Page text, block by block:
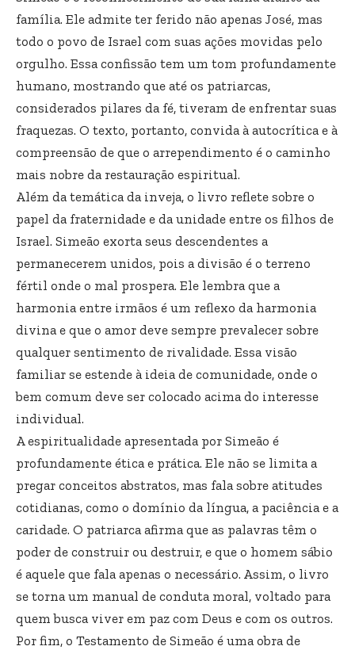
família. Ele admite ter ferido não apenas José, mas
todo o povo de Israel com suas ações movidas pelo
orgulho. Essa confissão tem um tom profundamente
humano, mostrando que até os patriarcas,
considerados pilares da fé, tiveram de enfrentar suas
fraquezas. O texto, portanto, convida à autocrítica e à
compreensão de que o arrependimento é o caminho
mais nobre da restauração espiritual.
Além da temática da inveja, o livro reflete sobre o
papel da fraternidade e da unidade entre os filhos de
Israel. Simeão exorta seus descendentes a
permanecerem unidos, pois a divisão é o terreno
fértil onde o mal prospera. Ele lembra que a
harmonia entre irmãos é um reflexo da harmonia
divina e que o amor deve sempre prevalecer sobre
qualquer sentimento de rivalidade. Essa visão
familiar se estende à ideia de comunidade, onde o
bem comum deve ser colocado acima do interesse
individual.
A espiritualidade apresentada por Simeão é
profundamente ética e prática. Ele não se limita a
pregar conceitos abstratos, mas fala sobre atitudes
cotidianas, como o domínio da língua, a paciência e a
caridade. O patriarca afirma que as palavras têm o
poder de construir ou destruir, e que o homem sábio
é aquele que fala apenas o necessário. Assim, o livro
se torna um manual de conduta moral, voltado para
quem busca viver em paz com Deus e com os outros.
Por fim, o Testamento de Simeão é uma obra de